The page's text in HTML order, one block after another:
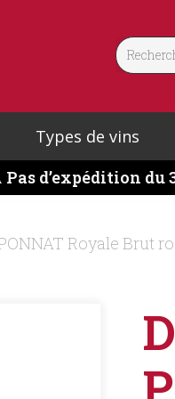
Types de vins
Pas d’expédition du
Royale Brut